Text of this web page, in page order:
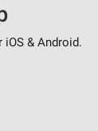
& Android.